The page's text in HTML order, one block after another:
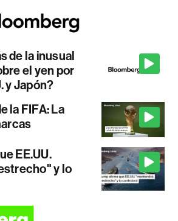
de la inusual
el yen por
y Japón?
la FIFA: La
EE.UU.
y lo